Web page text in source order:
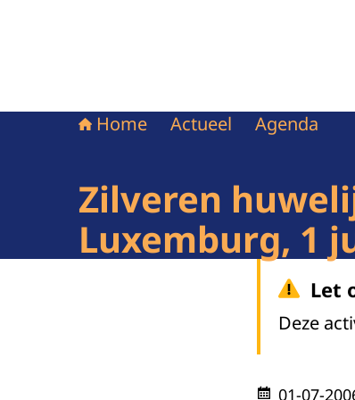
Home Actueel Agenda
Zilveren
Luxemburg, 1
Let
Deze
01-07-